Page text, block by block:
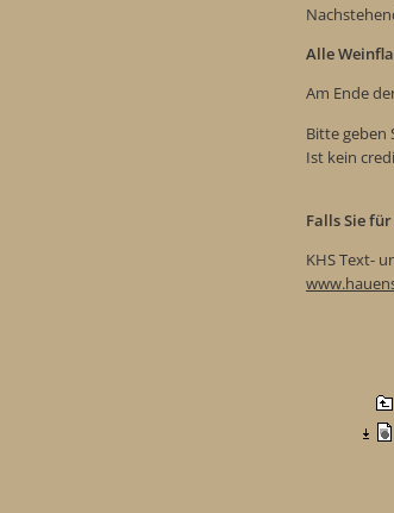
Alle
Am Ende
Bitte geben
Ist kein
Falls Sie
KHS Text-